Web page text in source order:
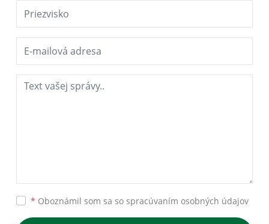
* Oboznámil som sa so spracúvaním osobných údajov